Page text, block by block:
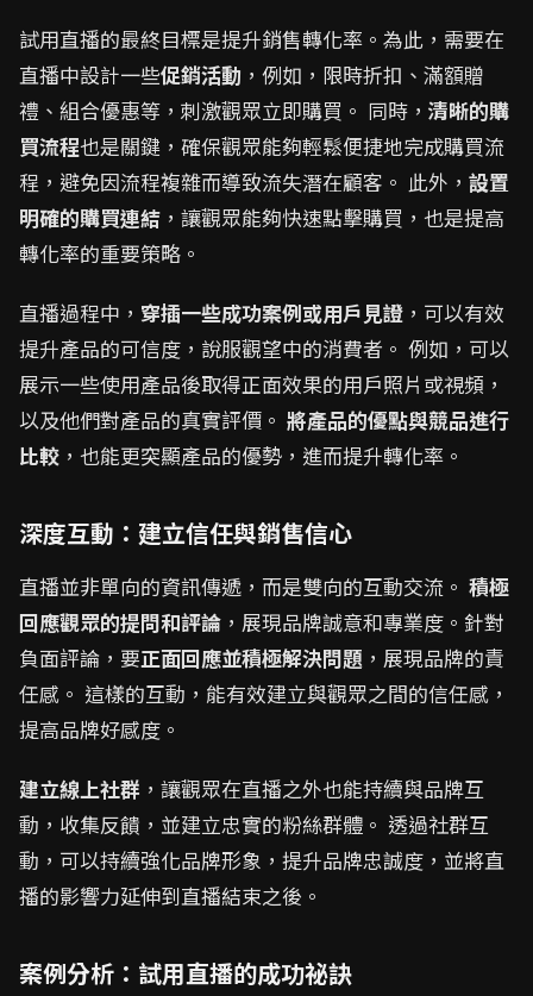
試用直播的最終目標是提升銷售轉化率。為此，需要在
直播中設計一些促銷活動 ，例如，限時折扣、滿額贈
禮、組合優惠等，刺激觀眾立即購買。 同時， 清晰的購
買流程也是關鍵，確保觀眾能夠輕鬆便捷地完成購買流
程，避免因流程複雜而導致流失潛在顧客。 此外， 設置
明確的購買連結 ，讓觀眾能夠快速點擊購買，也是提高
轉化率的重要策略。
直播過程中， 穿插一些成功案例或用戶見證 ，可以有效
提升產品的可信度，說服觀望中的消費者。 例如，可以
展示一些使用產品後取得正面效果的用戶照片或視頻，
以及他們對產品的真實評價。 將產品的優點與競品進行
比較 ，也能更突顯產品的優勢，進而提升轉化率。
深度互動：建立信任與銷售信心
直播並非單向的資訊傳遞，而是雙向的互動交流。 積極
回應觀眾的提問和評論 ，展現品牌誠意和專業度。針對
負面評論，要正面回應並積極解決問題 ，展現品牌的責
任感。 這樣的互動，能有效建立與觀眾之間的信任感，
提高品牌好感度。
建立線上社群 ，讓觀眾在直播之外也能持續與品牌互
動，收集反饋，並建立忠實的粉絲群體。 透過社群互
動，可以持續強化品牌形象，提升品牌忠誠度，並將直
播的影響力延伸到直播結束之後。
案例分析：試用直播的成功祕訣